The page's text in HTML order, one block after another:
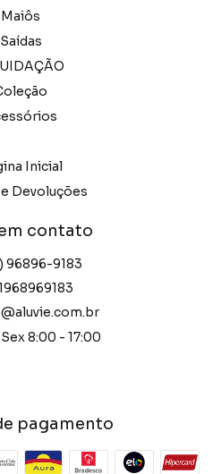
Maiôs
Saídas
Inicial
Devoluções
contato
96896-9183
8:00 - 17:00
pagamento